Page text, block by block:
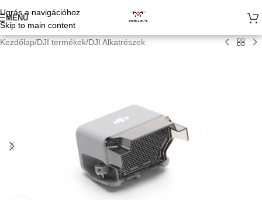
Ugrás a navigációhoz
Skip to main content
MENÜ
Kezdőlap/DJI termékek/DJI Alkatrészek